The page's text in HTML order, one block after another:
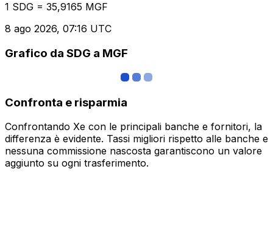
1 SDG = 35,9165 MGF
8 ago 2026, 07:16 UTC
Grafico da SDG a MGF
Confronta e risparmia
Confrontando Xe con le principali banche e fornitori, la
differenza è evidente. Tassi migliori rispetto alle banche e
nessuna commissione nascosta garantiscono un valore
aggiunto su ogni trasferimento.